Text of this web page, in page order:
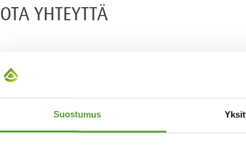
Suostumus
OTA YHTEYTTÄ